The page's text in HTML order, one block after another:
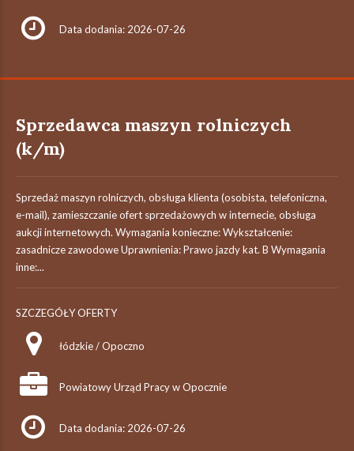
Data dodania: 2026-07-26
Sprzedawca maszyn rolniczych
(k/m)
Sprzedaż maszyn rolniczych, obsługa klienta (osobista, telefoniczna,
e-mail), zamieszczanie ofert sprzedażowych w internecie, obsługa
aukcji internetowych. Wymagania konieczne: Wykształcenie:
zasadnicze zawodowe Uprawnienia: Prawo jazdy kat. B Wymagania
inne:...
SZCZEGÓŁY OFERTY
łódzkie / Opoczno
Powiatowy Urząd Pracy w Opocznie
Data dodania: 2026-07-26